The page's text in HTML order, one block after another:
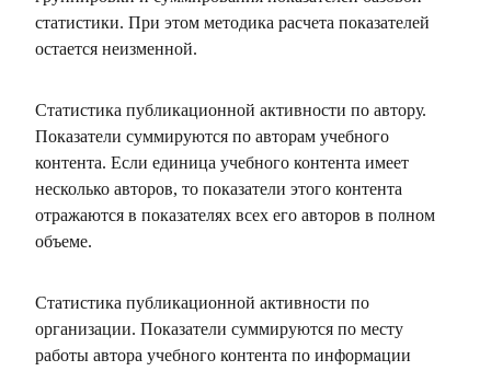
статистики. При этом методика расчета показателей
остается неизменной.
Статистика публикационной активности по автору.
Показатели суммируются по авторам учебного
контента. Если единица учебного контента имеет
несколько авторов, то показатели этого контента
отражаются в показателях всех его авторов в полном
объеме.
Статистика публикационной активности по
организации. Показатели суммируются по месту
работы автора учебного контента по информации